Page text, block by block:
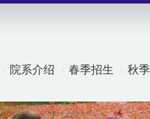
院系介绍 春季招生 秋